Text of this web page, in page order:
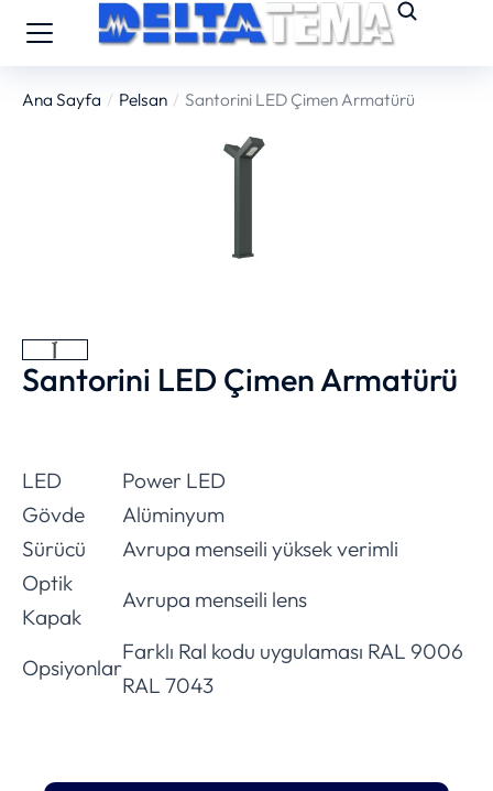
You are here:
Ana Sayfa Pelsan Santorini LED Çimen Armatürü
Santorini LED Çimen Armatürü
LED
Power LED
Gövde
Alüminyum
Sürücü
Avrupa menseili yüksek verimli
Optik
Kapak
Avrupa menseili lens
Opsiyonlar
Farklı Ral kodu uygulaması RAL 9006
RAL 7043